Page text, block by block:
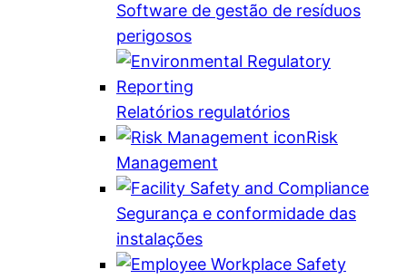
Software de gestão de resíduos
perigosos
Relatórios regulatórios
Risk
Management
Segurança e conformidade das
instalações